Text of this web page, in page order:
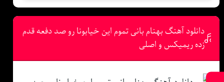
دانلود آهنگ بهنام بانی تموم این خیابونا رو صد دفعه قدم
زده ریمیکس و اصلی